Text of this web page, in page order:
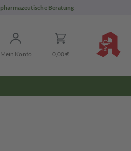
pharmazeutische Beratung
Mein Konto 0,00 €